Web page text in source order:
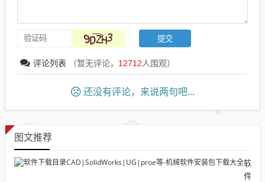
评论列表 （暂无评论， 12712人围观）
还没有评论，来说两句吧...
图文推荐
软
件